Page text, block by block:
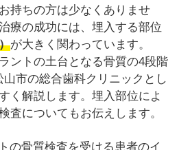
持ちの方は少なくありませ
療の成功には、埋入する部位
が大きく関わっています。
ントの土台となる骨質の4段階
市の総合歯科クリニックとし
く解説します。埋入部位によ
査についてもお伝えします。